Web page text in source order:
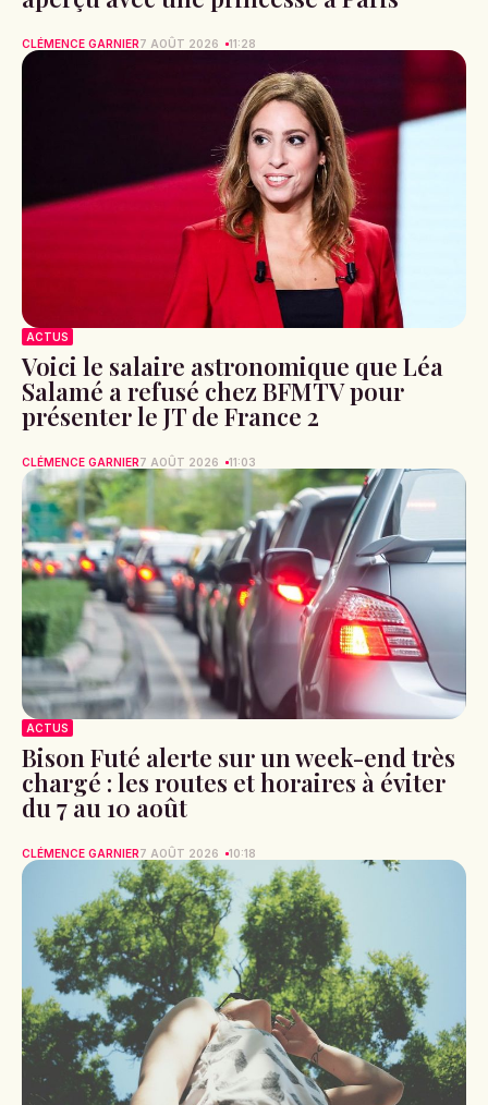
CLÉMENCE GARNIER7 AOÛT 2026 11:28
ACTUS
Voici le salaire astronomique que Léa
Salamé a refusé chez BFMTV pour
présenter le JT de France 2
CLÉMENCE GARNIER7 AOÛT 2026 11:03
ACTUS
Bison Futé alerte sur un week-end très
chargé : les routes et horaires à éviter
du 7 au 10 août
CLÉMENCE GARNIER7 AOÛT 2026 10:18